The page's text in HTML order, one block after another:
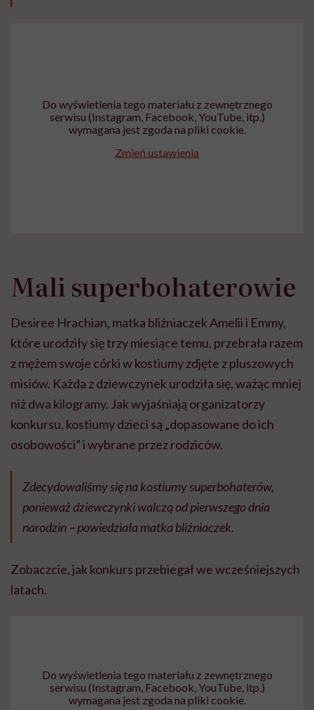
Do wyświetlenia tego materiału z zewnętrznego
serwisu (Instagram, Facebook, YouTube, itp.)
wymagana jest zgoda na pliki cookie.
Zmień ustawienia
Mali superbohaterowie
Desiree Hrachian, matka bliźniaczek Amelii i Emmy,
które urodziły się trzy miesiące temu, przebrała razem
z mężem swoje córki w kostiumy zdjęte z pluszowych
misiów. Każda z dziewczynek urodziła się, ważąc mniej
niż dwa kilogramy. Jak wyjaśniają organizatorzy
konkursu, kostiumy dzieci są „dopasowane do ich
osobowości” i wybrane przez rodziców.
Zdecydowaliśmy się na kostiumy superbohaterów,
ponieważ dziewczynki walczą od pierwszego dnia
narodzin – powiedziała matka bliźniaczek.
Zobaczcie, jak konkurs przebiegał we wcześniejszych
latach.
Do wyświetlenia tego materiału z zewnętrznego
serwisu (Instagram, Facebook, YouTube, itp.)
wymagana jest zgoda na pliki cookie.